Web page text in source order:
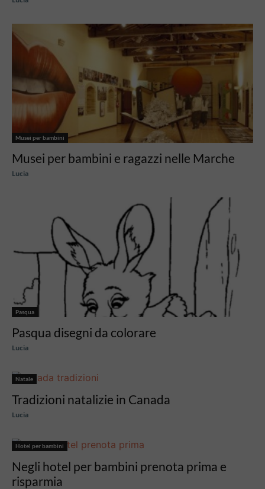
Musei per bambini
Musei per bambini e ragazzi nelle Marche
Lucia
Pasqua
Pasqua disegni da colorare
Lucia
Natale
Tradizioni natalizie in Canada
Lucia
Hotel per bambini
Negli hotel per bambini prenota prima e
risparmia